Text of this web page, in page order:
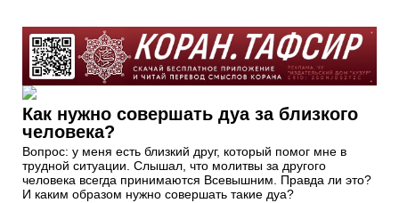
Как нужно совершать дуа за близкого
человека?
Вопрос: у меня есть близкий друг, который помог мне в
трудной ситуации. Слышал, что молитвы за другого
человека всегда принимаются Всевышним. Правда ли это?
И каким образом нужно совершать такие дуа?